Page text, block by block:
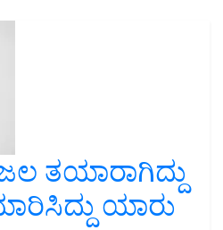
ತಯಾರಾಗಿದ್ದು
ಯಾರು